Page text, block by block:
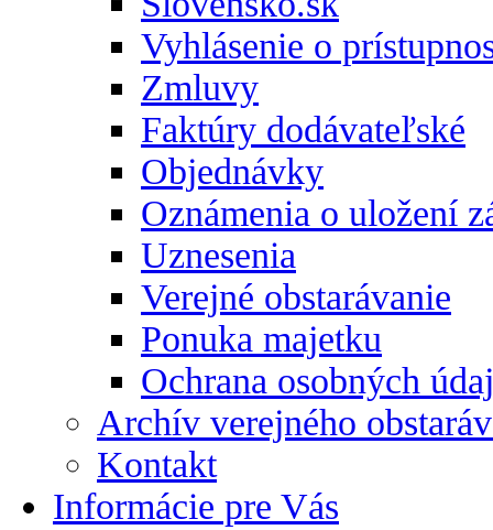
Vyhlásenie o
Zmluvy
Faktúry dodávateľské
Objednávky
Oznámenia o uložení
Uznesenia
Verejné obstarávanie
Ponuka majetku
Ochrana osobných
Archív verejného
Kontakt
Informácie pre Vás